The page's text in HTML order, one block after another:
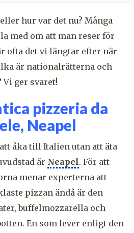
hur var det nu? Många
med om att man reser för
ofta det vi längtar efter när
är nationalrätterna och
Vi ger svaret!
pizzeria da
Neapel
åka till Italien utan att äta
är Neapel. För att
menar experterna att
pizzan ändå är den
buffelmozzarella och
En som lever enligt den